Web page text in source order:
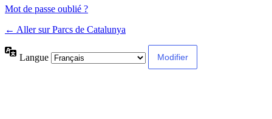
Mot de passe oublié ?
← Aller sur Parcs de Catalunya
Langue